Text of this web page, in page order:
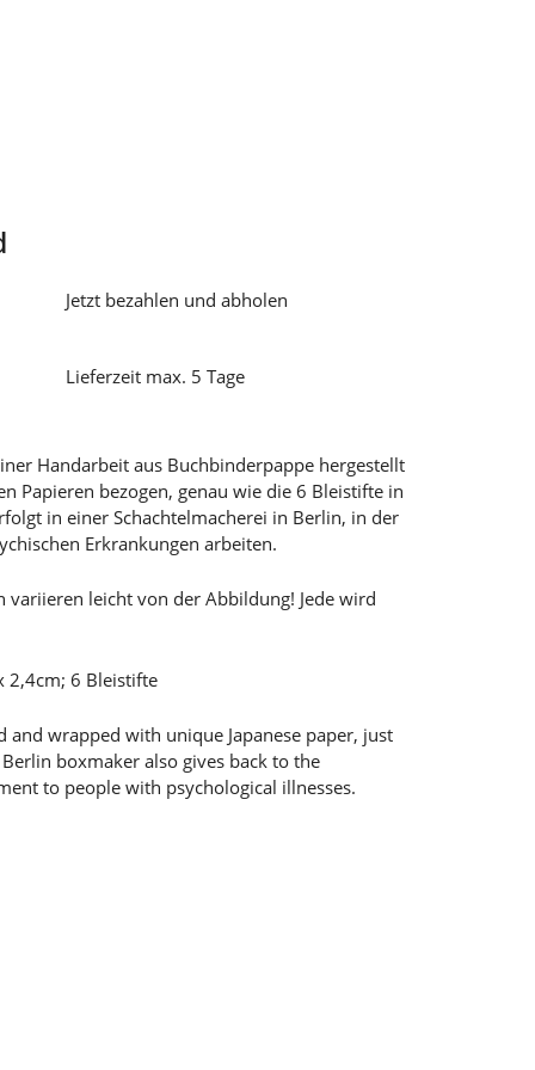
Jetzt bezahlen und abholen
Lieferzeit max. 5 Tage
Handarbeit aus Buchbinderpappe hergestellt
Papieren bezogen, genau wie die 6 Bleistifte in
in einer Schachtelmacherei in Berlin, in der
Erkrankungen arbeiten.
variieren leicht von der Abbildung! Jede wird
2,4cm; 6 Bleistifte
and wrapped with unique Japanese paper, just
boxmaker also gives back to the
to people with psychological illnesses.